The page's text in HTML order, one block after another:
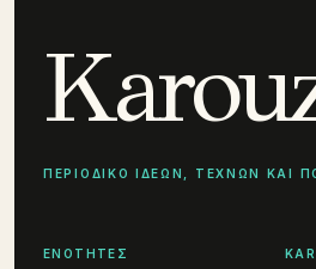
ΠΕΡΙΟΔΙΚΟ ΙΔΕΩΝ, ΤΕΧΝΩΝ ΚΑΙ
ΕΝΟΤΗΤΕΣ